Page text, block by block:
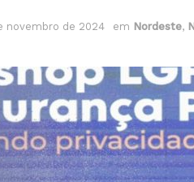
novembro de 2024 em Nordeste,